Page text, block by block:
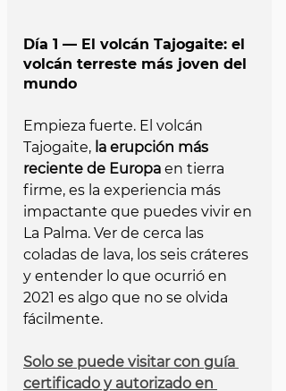
Día 1 — El volcán Tajogaite: el
volcán terreste más joven del
mundo
Empieza fuerte. El volcán
Tajogaite, la erupción más
reciente de Europa en tierra
firme, es la experiencia más
impactante que puedes vivir en
La Palma. Ver de cerca las
coladas de lava, los seis cráteres
y entender lo que ocurrió en
2021 es algo que no se olvida
fácilmente.
Solo se puede visitar con guía
certificado y autorizado en